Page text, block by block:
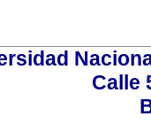
Calle